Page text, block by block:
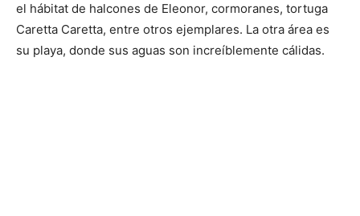
el hábitat de halcones de Eleonor, cormoranes, tortuga
Caretta Caretta, entre otros ejemplares. La otra área es
su playa, donde sus aguas son increíblemente cálidas.